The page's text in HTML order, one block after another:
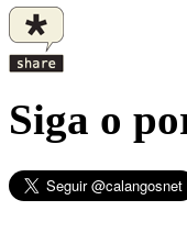
Siga o